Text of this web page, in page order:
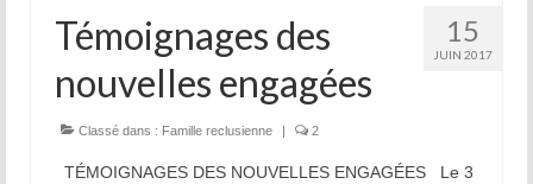
15
JUIN 2017
Témoignages des
nouvelles engagées
Classé dans : Famille reclusienne 2
TÉMOIGNAGES DES NOUVELLES ENGAGÉES Le 3